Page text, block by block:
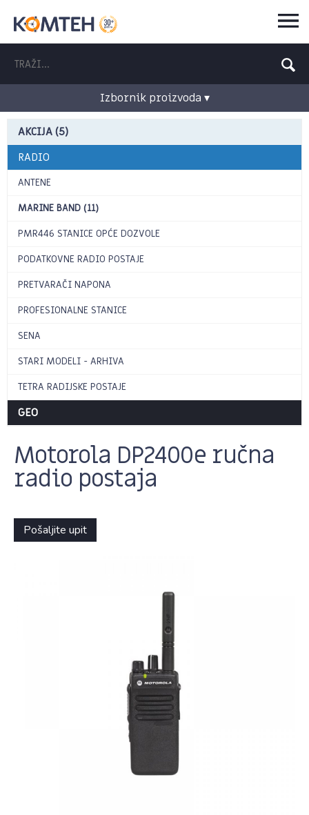
Izbornik proizvoda ▾
AKCIJA (5)
RADIO
ANTENE
MARINE BAND (11)
PMR446 STANICE OPĆE DOZVOLE
PODATKOVNE RADIO POSTAJE
PRETVARAČI NAPONA
PROFESIONALNE STANICE
SENA
STARI MODELI - ARHIVA
TETRA RADIJSKE POSTAJE
GEO
Motorola DP2400e ručna
radio postaja
Pošaljite upit